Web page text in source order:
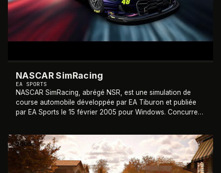
NASCAR SimRacing
EA SPORTS
NASCAR SimRacing, abrégé NSR, est une simulation de
course automobile développée par EA Tiburon et publiée
par EA Sports le 15 février 2005 pour Windows. Concurrent
2005